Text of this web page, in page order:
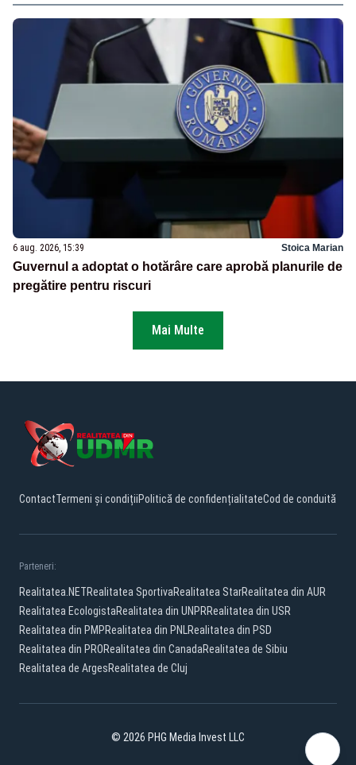
6 aug. 2026, 15:39 Stoica Marian
Guvernul a adoptat o hotărâre care aprobă planurile de
pregătire pentru riscuri
Mai Multe
ContactTermeni și condițiiPolitică de confidențialitateCod de conduită
Parteneri:
Realitatea.NETRealitatea SportivaRealitatea StarRealitatea din AUR
Realitatea EcologistaRealitatea din UNPRRealitatea din USR
Realitatea din PMPRealitatea din PNLRealitatea din PSD
Realitatea din PRORealitatea din CanadaRealitatea de Sibiu
Realitatea de ArgesRealitatea de Cluj
© 2026 PHG Media Invest LLC